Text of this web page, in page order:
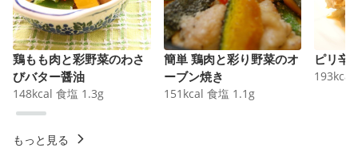
鶏もも肉と彩野菜のわさ
びバター醤油
148kcal 食塩 1.3g
簡単 鶏肉と彩り野菜のオ
ーブン焼き
151 kcal 食塩 1.1 g
ピリ辛
193kcal
もっと見る